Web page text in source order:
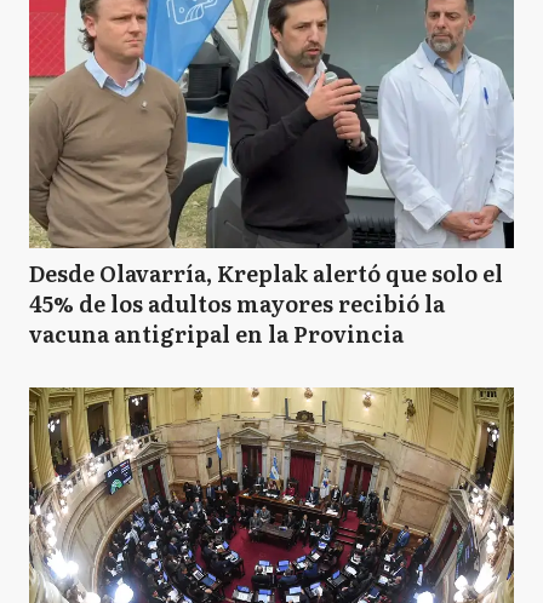
Desde Olavarría, Kreplak alertó que solo el
45% de los adultos mayores recibió la
vacuna antigripal en la Provincia